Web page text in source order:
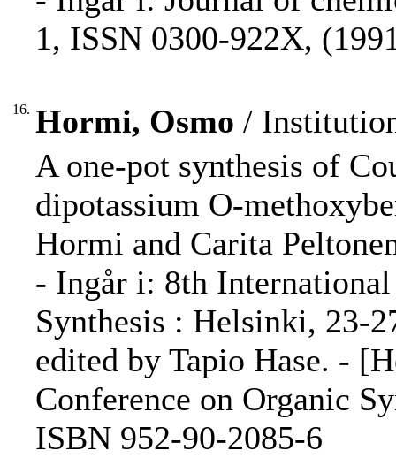
1, ISSN 0300-922X,
16. Hormi, Osmo /
A one-pot synthesis of
dipotassium O-
Hormi and Carita
- Ingår i: 8th
Synthesis : Helsinki, 23-
edited by Tapio Hase. -
Conference on Organic
ISBN 952-90-2085-6